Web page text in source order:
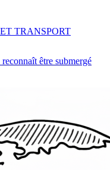
être submergé
TRANSPORT